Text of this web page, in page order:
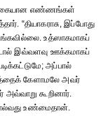
வகையான எண்ணங்கள்
“தியாகராசு, இப்போது
உத்ஸாகமாகப்
இவ்வளவு ஊக்கமாகப்
அப்பால்
கேளாமலே அவர்
கூறினார்.
உண்மைதான்.